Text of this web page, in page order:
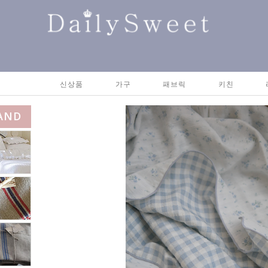
신상품 가구 패브릭 키친